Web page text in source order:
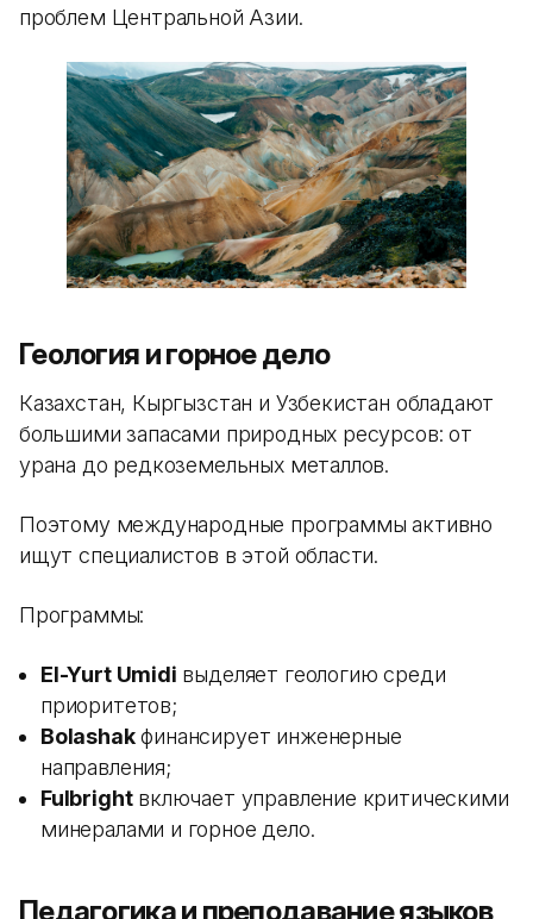
проблем Центральной Азии.
Геология и горное дело
Казахстан, Кыргызстан и Узбекистан обладают
большими запасами природных ресурсов: от
урана до редкоземельных металлов.
Поэтому международные программы активно
ищут специалистов в этой области.
Программы:
El-Yurt Umidi выделяет геологию среди
приоритетов;
Bolashakфинансирует инженерные
направления;
Fulbrightвключает управление критическими
минералами и горное дело.
Педагогика и преподавание языков